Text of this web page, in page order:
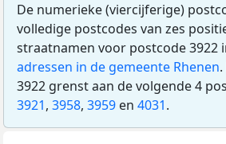
De numerieke (viercijferige)
volledige postcodes van zes
straatnamen voor postcode 3922
adressen in de gemeente Rhenen
3922 grenst aan de volgende 4
3921, 3958, 3959 en 4031.